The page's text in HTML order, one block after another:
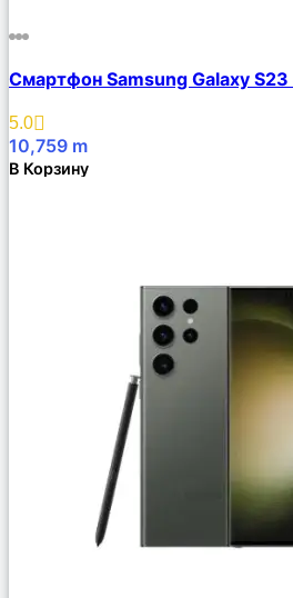
Описание
Избранное
Смартфон Samsung Galaxy
5.0
10,759 m
В Корзину